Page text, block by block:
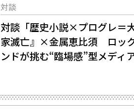
対談
対談「歴史小説×プログレ＝
家滅亡』×金属恵比須 ロッ
ンドが挑む“臨場感”型メディ